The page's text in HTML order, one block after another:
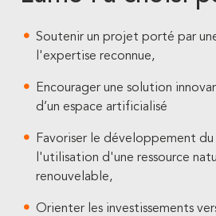
Soutenir un projet porté par
l'expertise reconnue,
Encourager une solution
d’un espace artificialisé
Favoriser le développement
l'utilisation d'une ressource
renouvelable,
Orienter les investissements